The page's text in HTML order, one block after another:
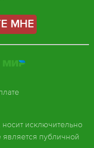
МНЕ
исключительно
публичной